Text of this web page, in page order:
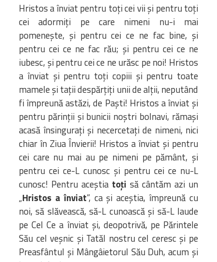
Hristos a înviat pentru toți cei vii și pentru toți
cei adormiți pe care nimeni nu-i mai
pomenește, și pentru cei ce ne fac bine, și
pentru cei ce ne fac rău; și pentru cei ce ne
iubesc, și pentru cei ce ne urăsc pe noi! Hristos
a înviat și pentru toți copiii și pentru toate
mamele și tații despărțiți unii de alții, neputând
fi împreună astăzi, de Paști! Hristos a înviat și
pentru părinții și bunicii noștri bolnavi, rămași
acasă însingurați și necercetați de nimeni, nici
chiar în Ziua Învierii! Hristos a înviat și pentru
cei care nu mai au pe nimeni pe pământ, și
pentru cei ce-L cunosc și pentru cei ce nu-L
cunosc! Pentru aceștia toți să cântăm azi un
„Hristos a înviat”, ca și aceștia, împreună cu
noi, să slăvească, să-L cunoască și să-L laude
pe Cel Ce a înviat și, deopotrivă, pe Părintele
Său cel veșnic și Tatăl nostru cel ceresc și pe
Preasfântul și Mângâietorul Său Duh, acum și